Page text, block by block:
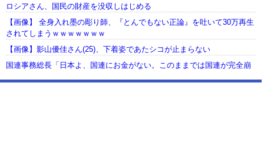
ロシアさん、国民の財産を没収しはじめる
【画像】 全身入れ墨の彫り師、『とんでもない正論』を吐いて30万再生
されてしまうｗｗｗｗｗｗｗ
【画像】影山優佳さん(25)、下着姿であたシコが止まらない
国連事務総長「日本よ、国連にお金がない。このままでは国連が完全崩